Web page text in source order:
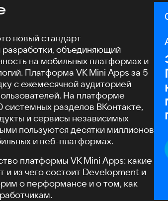
новый стандарт
объединяющий
на мобильных платформах и
Платформа VK Mini Apps за 5
с ежемесячной аудиторией
На платформе
системных разделов ВКонтакте,
и сервисы независимых
пользуются десятки миллионов
и веб-платформах.
платформы VK Mini Apps: какие
и из чего состоит Development и
о перформансе и о том, как